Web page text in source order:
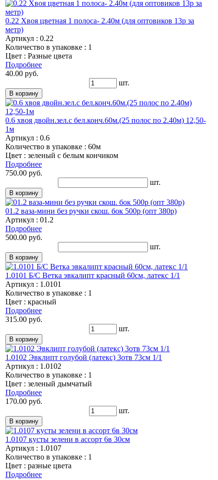
0.22 Хвоя цветная 1 полоса- 2.40м (для оптовиков 13р за
метр)
Артикул : 0.22
Количество в упаковке : 1
Цвет : Разные цвета
Подробнее
40.00 руб.
шт.
0.6 хвоя двойн.зел.с бел.конч.60м.(25 полос по 2.40м) 12,50-
1м
Артикул : 0.6
Количество в упаковке : 60м
Цвет : зеленый с белым кончиком
Подробнее
750.00 руб.
шт.
01.2 ваза-мини без ручки скош. бок 500р (опт 380р)
Артикул : 01.2
Подробнее
500.00 руб.
шт.
1.0101 Б/С Ветка эвкалипт красный 60см, латекс 1/1
Артикул : 1.0101
Количество в упаковке : 1
Цвет : красный
Подробнее
315.00 руб.
шт.
1.0102 Эвклипт голубой (латекс) 3отв 73см 1/1
Артикул : 1.0102
Количество в упаковке : 1
Цвет : зеленый дымчатый
Подробнее
170.00 руб.
шт.
1.0107 кусты зелени в ассорт 6в 30см
Артикул : 1.0107
Количество в упаковке : 1
Цвет : разные цвета
Подробнее